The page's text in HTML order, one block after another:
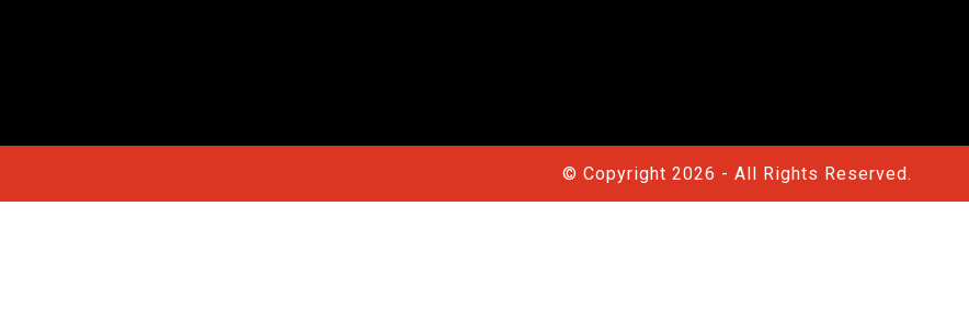
© Copyright 2026 - All Rights Reserved.